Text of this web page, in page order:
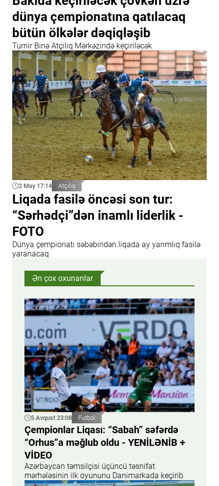
dünya çempionatına qatılacaq
bütün ölkələr dəqiqləşib
Turnir Binə Atçılıq Mərkəzində keçiriləcək
2 May 17:14 Atçılıq
Liqada fasilə öncəsi son tur:
“Sərhədçi”dən inamlı liderlik -
FOTO
Dünya çempionatı səbəbindən liqada ay yarımlıq fasilə
yaranacaq
Ən çox oxunanlar
5 Avqust 23:08 Futbol
Çempionlar Liqası: “Sabah” səfərdə
“Orhus”a məğlub oldu - YENİLƏNİB +
VİDEO
Azərbaycan təmsilçisi üçüncü təsnifat
mərhələsinin ilk oyununu Danimarkada keçirib